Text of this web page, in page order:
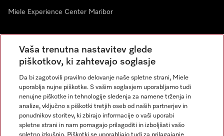
Miele Experience Center Maribor
Novice
Vaša trenutna nastavitev glede
piškotkov, ki zahtevajo soglasje
Da bi zagotovili pravilno delovanje naše spletne strani, Miele
uporablja nujne piškotke. S vašim soglasjem uporabljamo tudi
nenujne piškotke in tehnologije sledenja za namene trženja in
analize, vključno s piškotki tretjih oseb od naših partnerjev in
ponudnikov storitev, ki zbirajo informacije o vaši uporabi
spletne strani in nam pomagajo prilagoditi in izboljšati vašo